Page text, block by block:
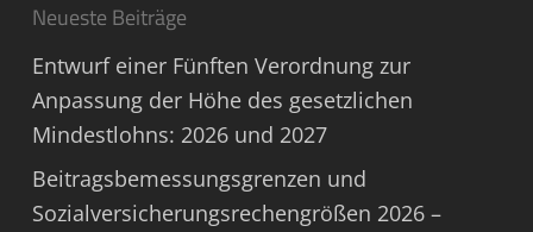
Neueste Beiträge
Entwurf einer Fünften Verordnung zur
Anpassung der Höhe des gesetzlichen
Mindestlohns: 2026 und 2027
Beitragsbemessungsgrenzen und
Sozialversicherungsrechengrößen 2026 –